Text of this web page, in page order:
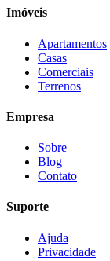
Imóveis
Apartamentos
Casas
Comerciais
Terrenos
Empresa
Sobre
Blog
Contato
Suporte
Ajuda
Privacidade